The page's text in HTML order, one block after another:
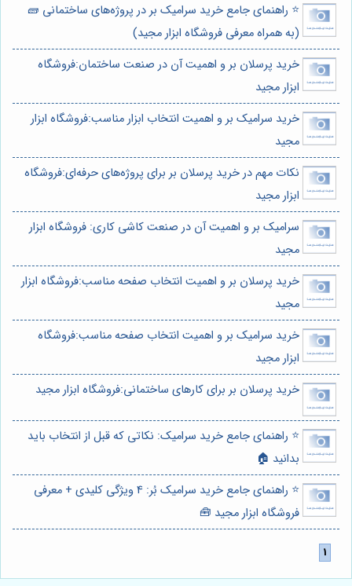
⭐️ راهنمای جامع خرید سرامیک بر در پروژه‌های ساختمانی 🧱
(به همراه معرفی فروشگاه ابزار مجید)
خرید پرسلان بر و اهمیت آن در صنعت ساختمان:فروشگاه
ابزار مجید
خرید سرامیک بر و اهمیت انتخاب ابزار مناسب:فروشگاه ابزار
مجید
نکات مهم در خرید پرسلان بر برای پروژه‌های حرفه‌ای:فروشگاه
ابزار مجید
سرامیک بر و اهمیت آن در صنعت کاشی کاری: فروشگاه ابزار
مجید
خرید پرسلان بر و اهمیت انتخاب صفحه مناسب:فروشگاه ابزار
مجید
خرید سرامیک بر و اهمیت انتخاب صفحه مناسب:فروشگاه
ابزار مجید
خرید پرسلان بر برای کارهای ساختمانی:فروشگاه ابزار مجید
⭐️ راهنمای جامع خرید سرامیک: نکاتی که قبل از انتخاب باید
بدانید 🏠
⭐️ راهنمای جامع خرید سرامیک بُر: 4 ویژگی کلیدی + معرفی
فروشگاه ابزار مجید 🧰